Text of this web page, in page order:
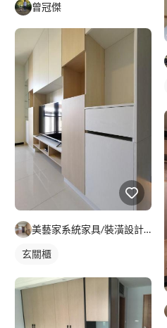
曾冠傑
美藝家系統家具/裝潢設計/統包服務
玄關櫃